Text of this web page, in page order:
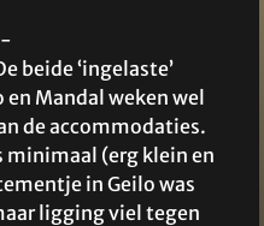
beide ‘ingelaste’
Mandal weken wel
de accommodaties.
minimaal (erg klein en
in Geilo was
ligging viel tegen